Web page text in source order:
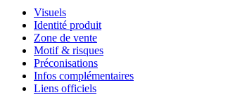
Visuels
Identité produit
Zone de vente
Motif & risques
Préconisations
Infos complémentaires
Liens officiels